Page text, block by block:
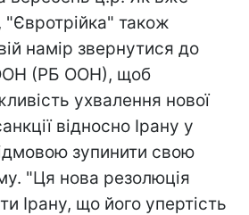
"Євротрійка" також
намір звернутися до
(РБ ООН), щоб
ухвалення нової
відносно Ірану у
зупинити свою
"Ця нова резолюція
Ірану, що його упертість